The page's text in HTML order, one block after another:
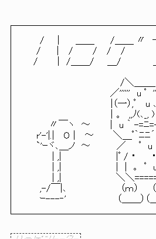
/ | ＿＿ /＿＿
/ | / / / / / /
/ | /＿＿/ ＿/
/＼＿＿_／
／'''''' u ﾟ
|（一）,ﾟ u ､（一
| 。 ,,ﾉ(､_, )ヽ､,,
〃￣ヽ ～ | u ｀ -=ﾆ
r'-'|.| O | ～ ＼＿ﾟ｀ﾆﾆ´
`'ｰヾ､＿ノ ～ ／ ﾟ u
| ,| |ﾟ / ・ ・
| ,| | | ｡ ﾟ u |
| ,| ＼＼=====
,-/￣|､ （ｍ） （ｍ
ｰ---‐' （＿＿）（＿